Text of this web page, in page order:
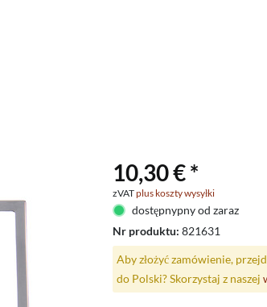
10,30 € *
zVATplus koszty wysyłki
dostępnypny od zaraz
Nr produktu:821631
Aby złożyć zamówienie,
do Polski? Skorzystaj z naszej